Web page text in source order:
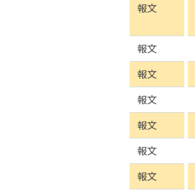
報文
報文
報文
報文
報文
報文
報文